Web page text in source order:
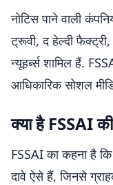
नोटिस पाने वाली
ट्रूवी, द हेल्दी फैक्ट्री,
न्यूहर्ब्स शामिल हैं.
आधिकारिक सोशल
क्या है FSSAI
FSSAI का कहना है
दावे ऐसे हैं, जिनसे